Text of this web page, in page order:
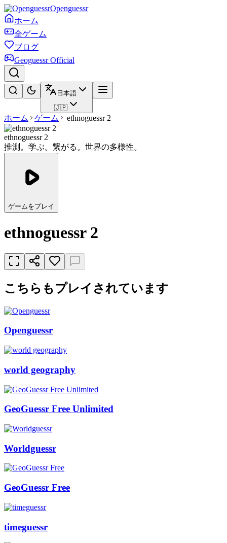
Openguessr
ホーム
全ゲーム
ブログ
Geoguessr Official
日本語
🇯🇵
ホーム ゲーム ethnoguessr 2
ethnoguessr 2
推測。学ぶ。繋がる。世界の多様性。
ゲームをプレイ
ethnoguessr 2
こちらもプレイされています
Openguessr
world geography
GeoGuessr Free Unlimited
Worldguessr
GeoGuessr Free
timeguessr